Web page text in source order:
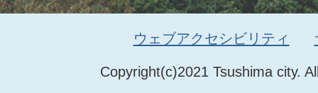
Copyright(c)2021 Tsushima city.
ウェブアクセシビリティ